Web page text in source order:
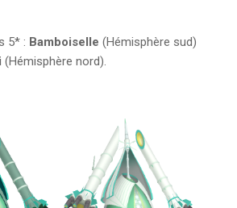
5* : Bamboiselle (Hémisphère sud)
(Hémisphère nord).